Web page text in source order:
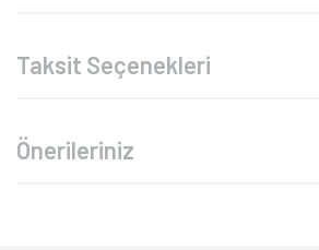
Taksit Seçenekleri
Önerileriniz